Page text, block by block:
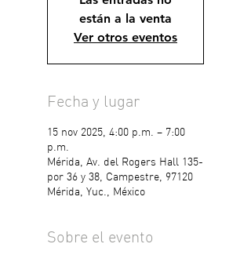
están a la venta
Ver otros eventos
Fecha y lugar
15 nov 2025, 4:00 p.m. – 7:00
p.m.
Mérida, Av. del Rogers Hall 135-
por 36 y 38, Campestre, 97120
Mérida, Yuc., México
Sobre el evento